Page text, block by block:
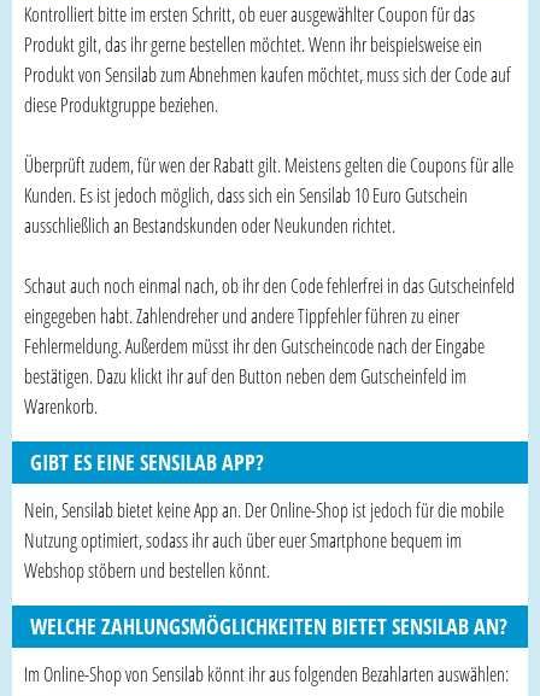
Kontrolliert bitte im ersten Schritt, ob euer ausgewählter Coupon für das
Produkt gilt, das ihr gerne bestellen möchtet. Wenn ihr beispielsweise ein
Produkt von Sensilab zum Abnehmen kaufen möchtet, muss sich der Code auf
diese Produktgruppe beziehen.
Überprüft zudem, für wen der Rabatt gilt. Meistens gelten die Coupons für alle
Kunden. Es ist jedoch möglich, dass sich ein Sensilab 10 Euro Gutschein
ausschließlich an Bestandskunden oder Neukunden richtet.
Schaut auch noch einmal nach, ob ihr den Code fehlerfrei in das Gutscheinfeld
eingegeben habt. Zahlendreher und andere Tippfehler führen zu einer
Fehlermeldung. Außerdem müsst ihr den Gutscheincode nach der Eingabe
bestätigen. Dazu klickt ihr auf den Button neben dem Gutscheinfeld im
Warenkorb.
GIBT ES EINE SENSILAB APP?
Nein, Sensilab bietet keine App an. Der Online-Shop ist jedoch für die mobile
Nutzung optimiert, sodass ihr auch über euer Smartphone bequem im
Webshop stöbern und bestellen könnt.
WELCHE ZAHLUNGSMÖGLICHKEITEN BIETET SENSILAB AN?
Im Online-Shop von Sensilab könnt ihr aus folgenden Bezahlarten auswählen: